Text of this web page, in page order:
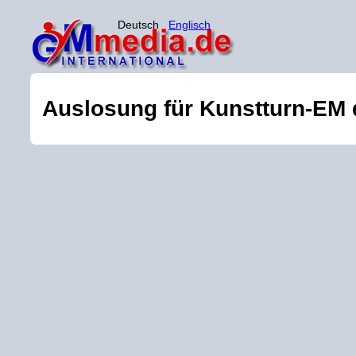
Deutsch Englisch
Auslosung für Kunstturn-EM